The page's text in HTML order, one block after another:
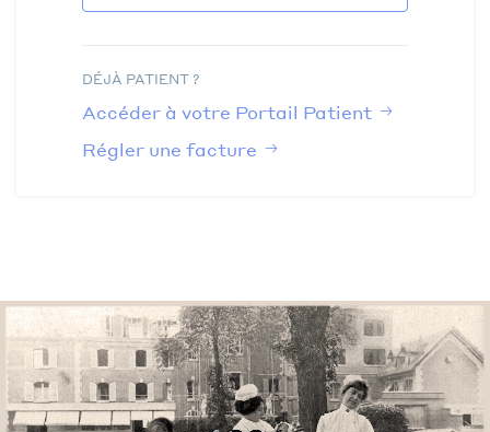
DÉJÀ PATIENT ?
Accéder à votre Portail Patient
Régler une facture